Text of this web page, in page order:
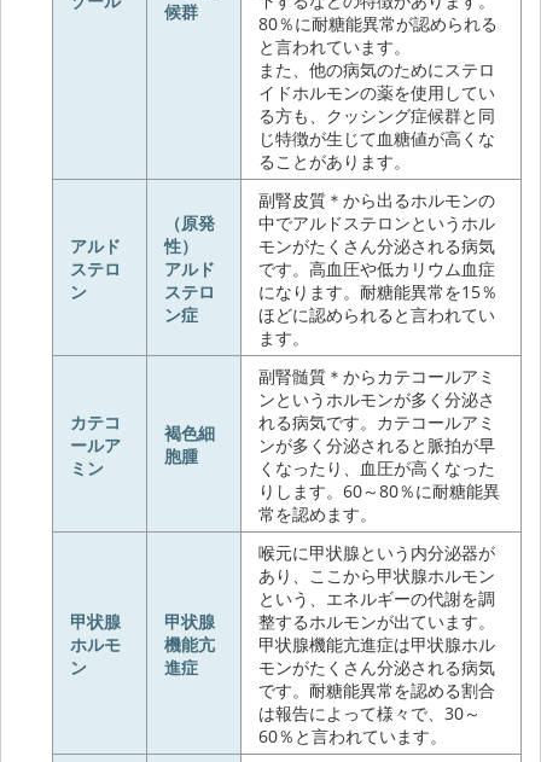
候群
80％に耐糖能異常が認められる
と言われています。
また、他の病気のためにステロ
イドホルモンの薬を使用してい
る方も、クッシング症候群と同
じ特徴が生じて血糖値が高くな
ることがあります。
アルド
ステロ
ン
（原発
性）
アルド
ステロ
ン症
副腎皮質＊から出るホルモンの
中でアルドステロンというホル
モンがたくさん分泌される病気
です。高血圧や低カリウム血症
になります。耐糖能異常を15％
ほどに認められると言われてい
ます。
カテコ
ールア
ミン
褐色細
胞腫
副腎髄質＊からカテコールアミ
ンというホルモンが多く分泌さ
れる病気です。カテコールアミ
ンが多く分泌されると脈拍が早
くなったり、血圧が高くなった
りします。60～80％に耐糖能異
常を認めます。
甲状腺
ホルモ
ン
甲状腺
機能亢
進症
喉元に甲状腺という内分泌器が
あり、ここから甲状腺ホルモン
という、エネルギーの代謝を調
整するホルモンが出ています。
甲状腺機能亢進症は甲状腺ホル
モンがたくさん分泌される病気
です。耐糖能異常を認める割合
は報告によって様々で、30～
60％と言われています。